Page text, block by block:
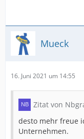
Mueck
16. Juni 2021 um 14:55
Zitat von
desto mehr freue
Unternehmen.